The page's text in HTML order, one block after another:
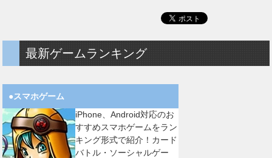
最新ゲームランキング
●スマホゲーム
iPhone、Android対応のお
すすめスマホゲームをラン
キング形式で紹介！カード
バトル・ソーシャルゲー